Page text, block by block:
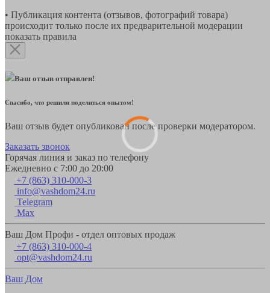
• Публикация контента (отзывов, фотографий товара)
происходит только после их предварительной модерации
показать правила
Ваш отзыв отправлен!
Спасибо, что решили поделиться опытом!
Ваш отзыв будет опубликован после проверки модератором.
Заказать звонок
Горячая линия и заказ по телефону
Ежедневно с 7:00 до 20:00
+7 (863) 310-000-3
info@vashdom24.ru
Telegram
Max
Ваш Дом Профи - отдел оптовых продаж
+7 (863) 310-000-4
opt@vashdom24.ru
Ваш Дом